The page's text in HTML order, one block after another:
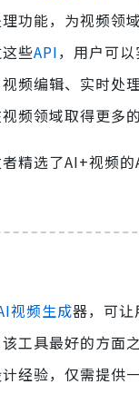
功能，为视频领
些API，用户可
频编辑、实时处
频领域取得更多
精选了AI+视频
视频生成器，可让
工具最好的方面
经验，仅需提供